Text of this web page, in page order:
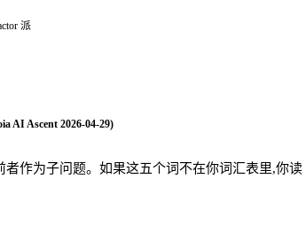
派
AI Ascent 2026-04-29)
者作为子问题。如果这五个词不在你词汇表里,你